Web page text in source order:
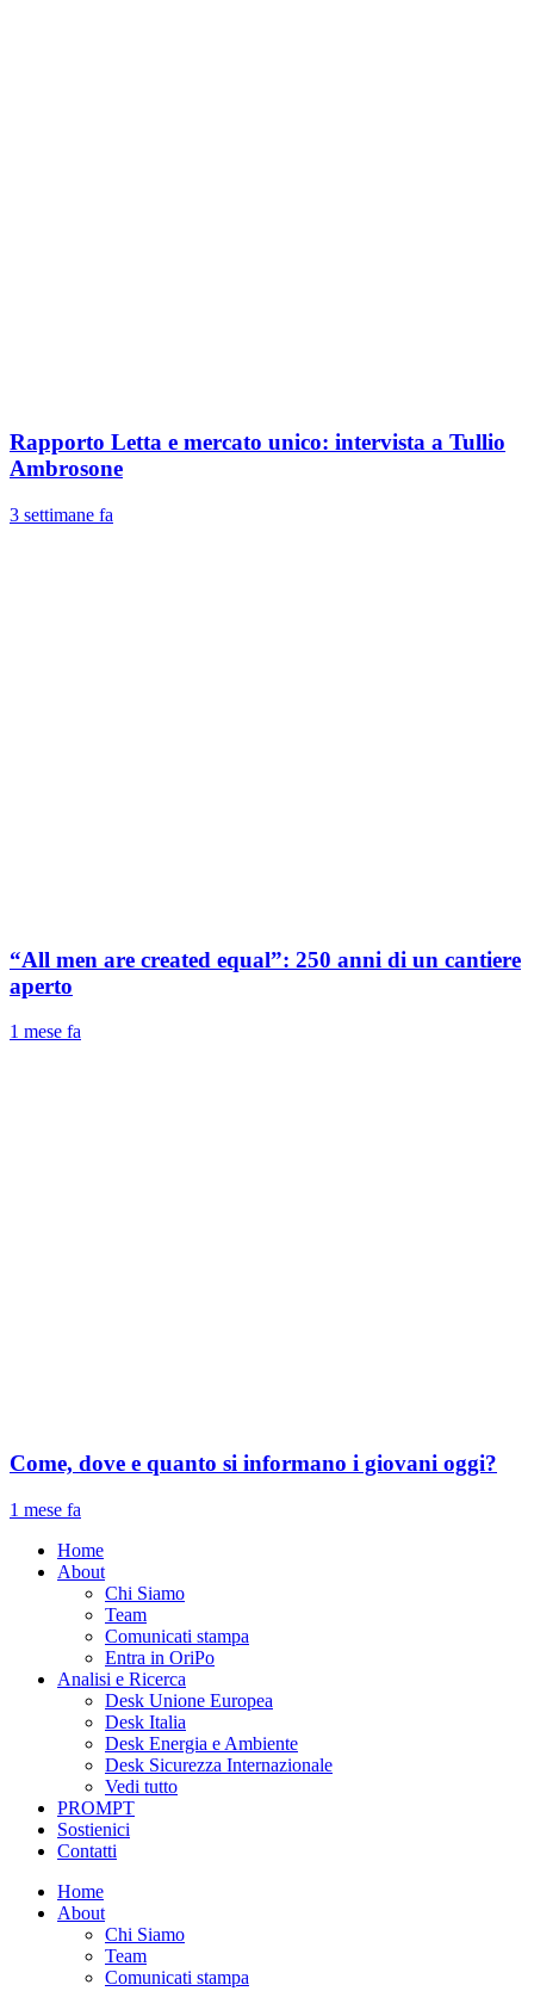
Rapporto Letta e mercato unico: intervista a Tullio
Ambrosone
3 settimane fa
“All men are created equal”: 250 anni di un cantiere
aperto
1 mese fa
Come, dove e quanto si informano i giovani oggi?
1 mese fa
Home
About
Chi Siamo
Team
Comunicati stampa
Entra in OriPo
Analisi e Ricerca
Desk Unione Europea
Desk Italia
Desk Energia e Ambiente
Desk Sicurezza Internazionale
Vedi tutto
PROMPT
Sostienici
Contatti
Home
About
Chi Siamo
Team
Comunicati stampa